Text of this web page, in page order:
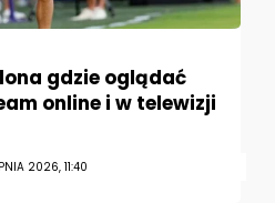
gdzie oglądać
online i w telewizji
2026, 11:40